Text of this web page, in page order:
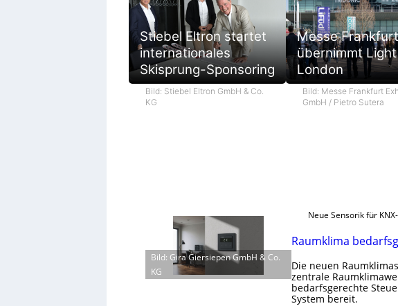
Stiebel Eltron startet
internationales
Skisprung-Sponsoring
Bild: Stiebel Eltron GmbH & Co.
KG
Messe Frankfurt
übernimmt
London
Bild: Messe Frankfurt
GmbH / Pietro Sutera
Bild: Gira Giersiepen GmbH & Co.
KG
Neue Sensorik für
Raumklima
Die neuen
zentrale
bedarfsgerechte
System bereit.